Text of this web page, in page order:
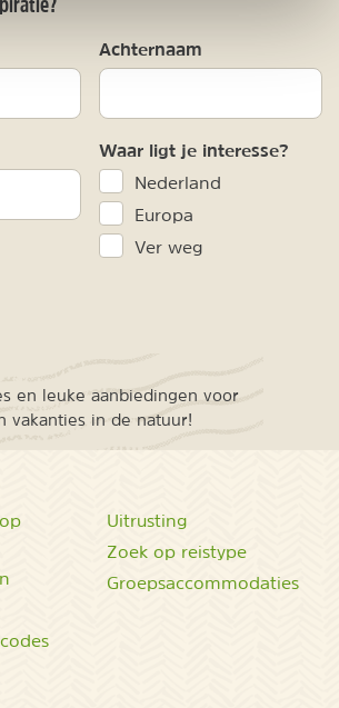
Achternaam
Waar ligt je interesse?
Nederland
Europa
Ver weg
en leuke aanbiedingen voor
vakanties in de natuur!
Uitrusting
Zoek op reistype
Groepsaccommodaties